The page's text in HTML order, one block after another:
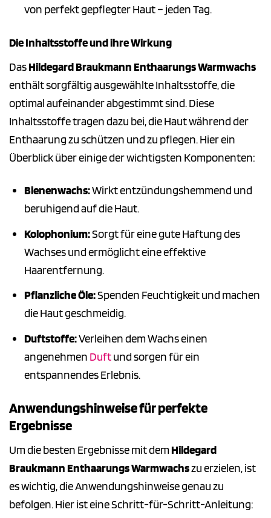
von perfekt gepflegter Haut – jeden Tag.
Die Inhaltsstoffe und ihre Wirkung
DasHildegard Braukmann Enthaarungs Warmwachs
enthält sorgfältig ausgewählte Inhaltsstoffe, die
optimal aufeinander abgestimmt sind. Diese
Inhaltsstoffe tragen dazu bei, die Haut während der
Enthaarung zu schützen und zu pflegen. Hier ein
Überblick über einige der wichtigsten Komponenten:
Bienenwachs:Wirkt entzündungshemmend und
beruhigend auf die Haut.
Kolophonium:Sorgt für eine gute Haftung des
Wachses und ermöglicht eine effektive
Haarentfernung.
Pflanzliche Öle:Spenden Feuchtigkeit und machen
die Haut geschmeidig.
Duftstoffe:Verleihen dem Wachs einen
angenehmen Duftund sorgen für ein
entspannendes Erlebnis.
Anwendungshinweise für perfekte
Ergebnisse
Um die besten Ergebnisse mit demHildegard
Braukmann Enthaarungs Warmwachszu erzielen, ist
es wichtig, die Anwendungshinweise genau zu
befolgen. Hier ist eine Schritt-für-Schritt-Anleitung: